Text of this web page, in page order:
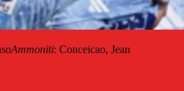
Ammoniti: Conceicao, Jean